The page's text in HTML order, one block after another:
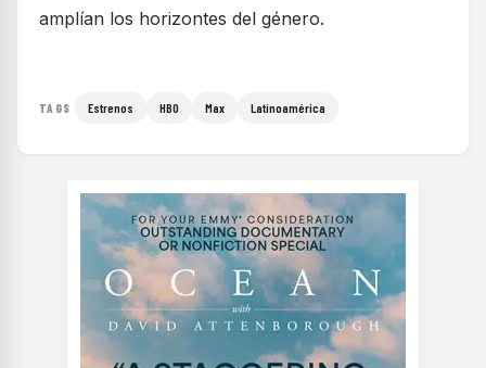
amplían los horizontes del género.
TAGS Estrenos HBO Max Latinoamérica